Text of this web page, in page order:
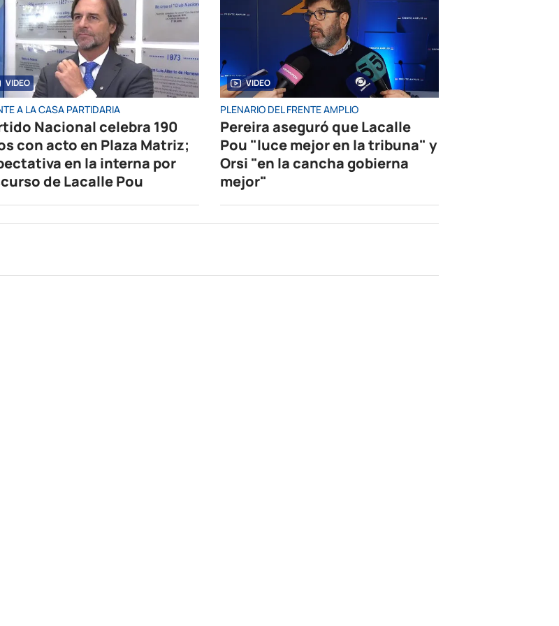
VIDEO
A LA CASA PARTIDARIA
Nacional celebra 190
con acto en Plaza Matriz;
en la interna por
de Lacalle Pou
VIDEO
PLENARIO DEL FRENTE AMPLIO
Pereira aseguró que Lacalle
Pou "luce mejor en la tribuna" y
Orsi "en la cancha gobierna
mejor"